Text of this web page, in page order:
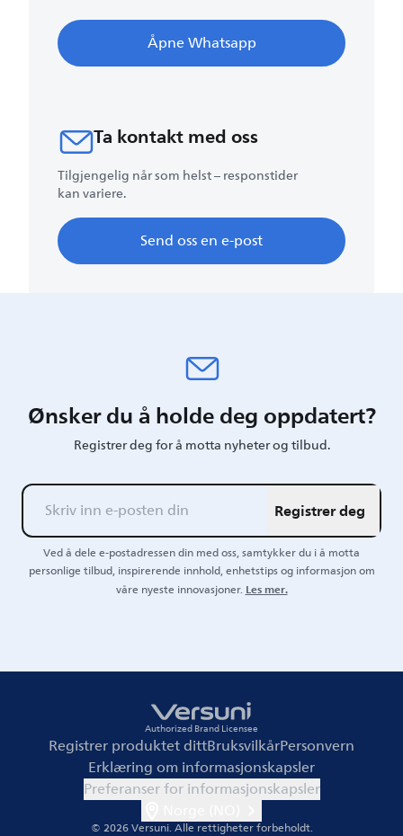
Åpne Whatsapp
Ta kontakt med oss
Tilgjengelig når som helst – responstider
kan variere.
Send oss en e-post
Ønsker du å holde deg oppdatert?
Registrer deg for å motta nyheter og tilbud.
Registrer deg
Ved å dele e-postadressen din med oss, samtykker du i å motta
personlige tilbud, inspirerende innhold, enhetstips og informasjon om
våre nyeste innovasjoner.Les mer.
Authorized Brand Licensee
Registrer produktet dittBruksvilkårPersonvern
Erklæring om informasjonskapsler
Preferanser for informasjonskapsler
© 2026 Versuni.Alle rettigheter forbeholdt.